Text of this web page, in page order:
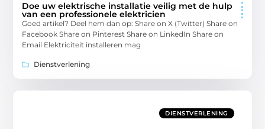
Doe uw elektrische installatie veilig met de hulp
van een professionele elektricien
Goed artikel? Deel hem dan op: Share on X (Twitter) Share on
Facebook Share on Pinterest Share on LinkedIn Share on
Email Elektriciteit installeren mag
Dienstverlening
DIENSTVERLENING